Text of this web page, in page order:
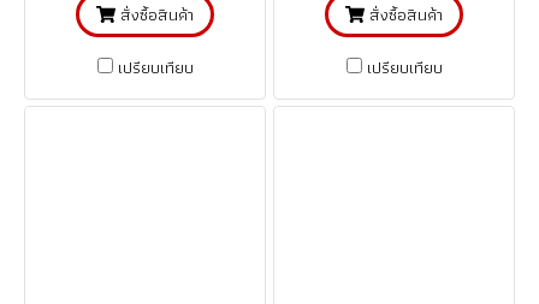
สั่งซื้อสินค้า
เปรียบเทียบ
สั่งซื้อสินค้า
เปรียบเทียบ